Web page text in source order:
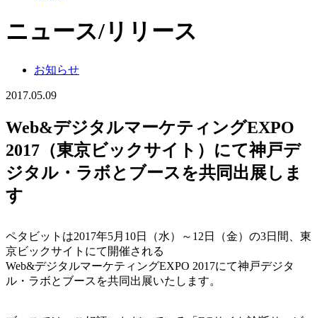
ニュース/リリース
お知らせ
2017.05.09
Web&デジタルマーケティングEXPO
2017（東京ビックサイト）にて神戸デ
ジタル・ラボとブースを共同出展しま
す
ペタビットは2017年5月10日（水）～12日（金）の3日間、東
京ビックサイトにて開催される
Web&デジタルマーケティングEXPO 2017にて神戸デジタ
ル・ラボとブースを共同出展いたします。